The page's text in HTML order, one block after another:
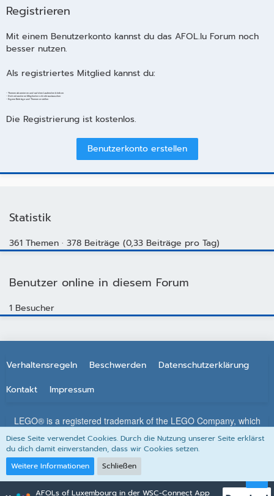
Registrieren
Mit einem Benutzerkonto kannst du das AFOL.lu Forum noch
besser nutzen.
Als registriertes Mitglied kannst du:
- Themen abonnieren und auf dem Laufenden bleiben
- Dich mit anderen Mitgliedern direkt austauschen
- Eigene Beiträge und Themen erstellen
Die Registrierung ist kostenlos.
Benutzerkonto erstellen
Statistik
361 Themen 378 Beiträge (0,33 Beiträge pro Tag)
Benutzer online in diesem Forum
1 Besucher
Verhaltensregeln Beschwerden
Datenschutzerklärung
Kontakt
Impressum
LEGO® is a registered trademark of the LEGO Company, which
does not sponsor, authorize or endorse this site. All other
trademarks, service marks, and copyrights are property of their
respective owners.
AFOLs of Luxembourg in der WSC-Connect App
Diese Seite verwendet Cookies. Durch die Nutzung unserer Seite erklärst
du dich damit einverstanden, dass wir Cookies setzen.
Weitere Informationen
Schließen